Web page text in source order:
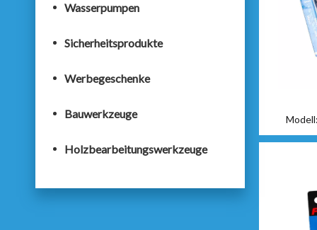
Wasserpumpen
Sicherheitsprodukte
Werbegeschenke
Bauwerkzeuge
Holzbearbeitungswerkzeuge